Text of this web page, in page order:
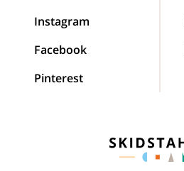
Instagram
Facebook
Pinterest